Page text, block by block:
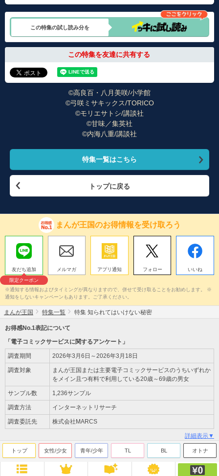
この特集の試し読み分を
この特集を友達に共有する
©高良百・八月美咲/小学館
©弓咲ミサキックス/TORICO
©モリエサトシ/講談社
©甘味／集英社
©内海八重/講談社
特集一覧はこちら
トップに戻る
まんが王国のお得情報を受け取ろう
友だち追加
限定クーポン
メルマガ アプリ通知 フォロー いいね
※通知する情報およびタイミングが異なりますので、併せて受け取ることをお勧めします。 ※
通知をしないキャンペーンもあります。ご了承ください。
まんが王国 特集一覧 特集 知られてはいけない秘密
お得感No.1表記について
「電子コミックサービスに関するアンケート」
調査期間 2026年3月6日～2026年3月18日
調査対象
まんが王国または主要電子コミックサービスのうちいずれか
をメイン且つ有料で利用している20歳～69歳の男女
サンプル数 1,236サンプル
調査方法 インターネットリサーチ
調査委託先 株式会社MARCS
詳細表示▼
トップ 女性/少女 青年/少年 TL BL オトナ